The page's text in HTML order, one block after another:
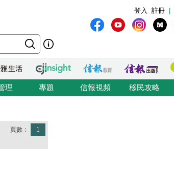
註冊
登入
理 專題 信報視頻 移民攻略
頁數： 1